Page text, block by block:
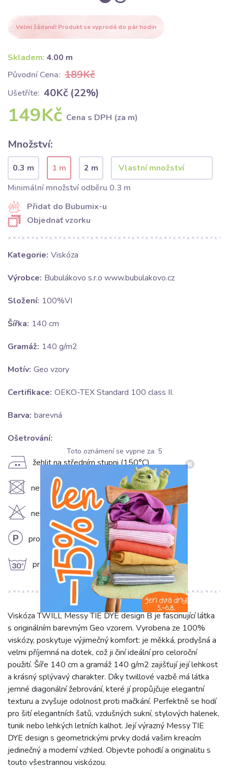
Velmi žádané! Produkt se vyprodá do pár hodin
Skladem: 4.00 m
Původní Cena: 189Kč
Ušetříte: 40Kč (22%)
149Kč Cena s DPH (za m)
Množství:
0.3 m 1 m
2 m
Minimální množství odběru 0.3 m
Přidat do Bubumix-u
Objednať vzorku
Kategorie: Viskóza
Výrobce: Bubulákovo s.r.o www.bubulakovo.cz
Složení: 100%VI
Šířka: 140 cm
Gramáž: 140 g/m2
Motív: Geo vzory
Certifikace: OEKO-TEX Standard 100 class II.
Barva: barevná
Ošetrování:
E žehlit na středním stupni (150°C)
U nesušit v sušičce
H nebělit
L profesionální chemické čištění
g prát na 30°C
Viskóza TWILL Messy TIE DYE design B je fascinující látka
s originálním barevným Geo vzorem. Vyrobena ze 100%
viskózy, poskytuje výjimečný komfort: je měkká, prodyšná a
velmi příjemná na dotek, což ji činí ideální pro celoroční
použití. Šíře 140 cm a gramáž 140 g/m2 zajišťují její lehkost
a krásný splývavý charakter. Díky twillové vazbě má látka
jemné diagonální žebrování, které jí propůjčuje elegantní
texturu a zvyšuje odolnost proti mačkání. Perfektně se hodí
pro šití elegantních šatů, vzdušných sukní, stylových halenek,
tunik nebo lehkých letních kalhot. Její výrazný Messy TIE
DYE design s geometrickými prvky dodá vašim kreacím
jedinečný a moderní vzhled. Objevte pohodlí a originalitu s
touto všestrannou viskózou.
Toto oznámení se vypne za: 5